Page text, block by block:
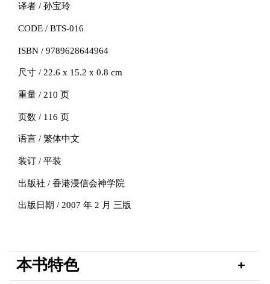
译者 / 孙宝玲
CODE / BTS-016
ISBN / 9789628644964
尺寸 / 22.6 x 15.2 x 0.8 cm
重量 / 210 页
页数 / 116 页
语言 / 繁体中文
装订 / 平装
出版社 / 香港浸信会神学院
出版日期 / 2007 年 2 月 三版
本书特色